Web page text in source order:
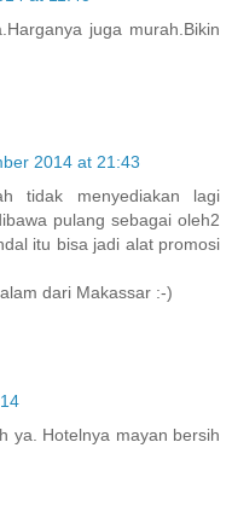
juga murah.Bikin
2014 at 21:43
tidak menyediakan lagi
pulang sebagai oleh2
itu bisa jadi alat promosi
dari Makassar :-)
ya. Hotelnya mayan bersih